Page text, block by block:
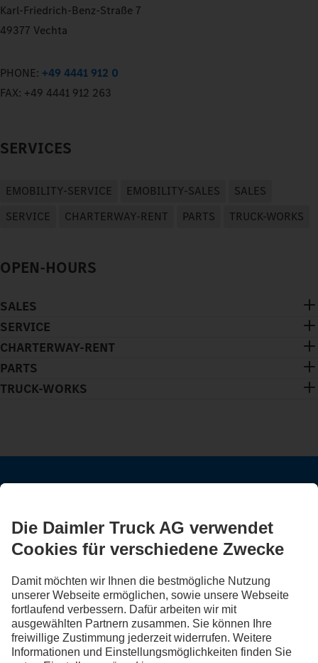
Karl-Friedrich-Benz-Straße 7
49377 Vechta
PHONE: +49 4441 912 0
FAX: +49 4441 912 263
SERVICES
EMOBILITY-SERVICE EMOBILITY-SALES
SALES
SERVICE
CHARTERWAY-RENT PARTS TRUCK-WORKS
OPEN-HOURS
SALES
SERVICE
CHARTERWAY-RENT
PARTS
TRUCK-WORKS
BLEIB IN KONTAKT.
Kanälen.